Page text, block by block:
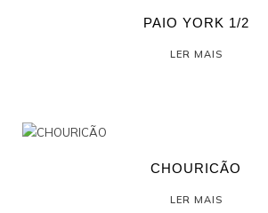
PAIO YORK 1/2
LER MAIS
CHOURICÃO
LER MAIS